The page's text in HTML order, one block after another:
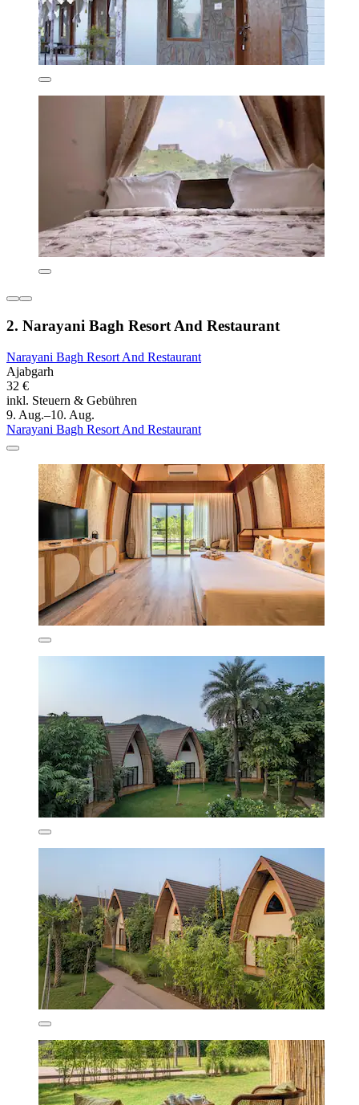
2. Narayani Bagh Resort And Restaurant
Narayani Bagh Resort And Restaurant
Ajabgarh
32 €
inkl. Steuern & Gebühren
9. Aug.–10. Aug.
Narayani Bagh Resort And Restaurant